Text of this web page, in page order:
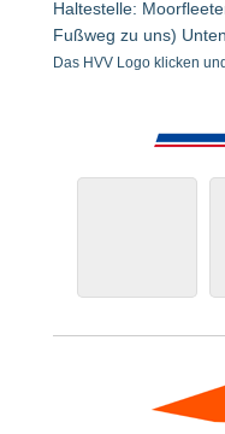
Haltestelle:
Fußweg zu uns)
Das HVV Logo klicken